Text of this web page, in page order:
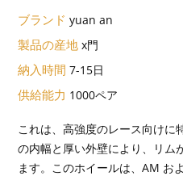
ブランドyuan an
製品の産地x門
納入時間7-15日
供給能力 1000ペア
これは、高強度のレース向け
の内幅と厚い外壁により、リム
ます。このホイールは、AM お